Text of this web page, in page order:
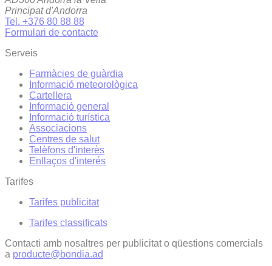
Principat d'Andorra
Tel. +376 80 88 88
Formulari de contacte
Serveis
Farmàcies de guàrdia
Informació meteorològica
Cartellera
Informació general
Informació turística
Associacions
Centres de salut
Telèfons d'interès
Enllaços d'interés
Tarifes
Tarifes publicitat
Tarifes classificats
Contacti amb nosaltres per publicitat o qüestions comercials
a producte@bondia.ad